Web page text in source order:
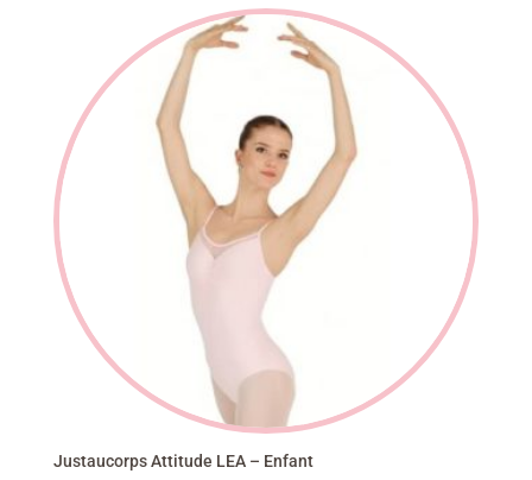
Justaucorps Attitude LEA – Enfant